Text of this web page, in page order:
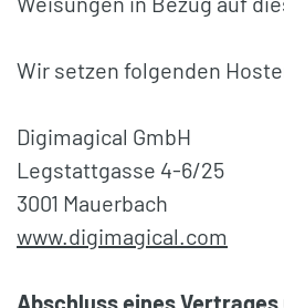
Wir setzen folgenden
Digimagical GmbH
Legstattgasse 4-6/25
3001 Mauerbach
www.digimagical.com
Abschluss eines Vertrages